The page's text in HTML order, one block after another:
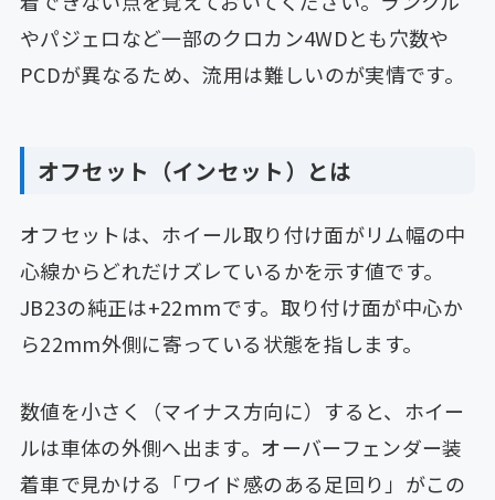
やパジェロなど一部のクロカン4WDとも穴数や
PCDが異なるため、流用は難しいのが実情です。
オフセット（インセット）とは
オフセットは、ホイール取り付け面がリム幅の中
心線からどれだけズレているかを示す値です。
JB23の純正は+22mmです。取り付け面が中心か
ら22mm外側に寄っている状態を指します。
数値を小さく（マイナス方向に）すると、ホイー
ルは車体の外側へ出ます。オーバーフェンダー装
着車で見かける「ワイド感のある足回り」がこの